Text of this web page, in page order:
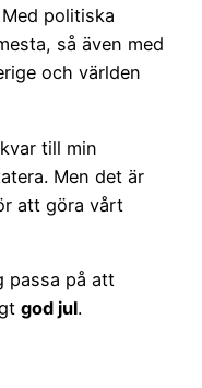
politiska
så även med
och världen
till min
Men det är
att göra vårt
passa på att
god jul.